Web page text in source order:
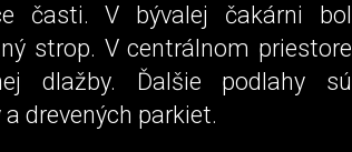
časti. V bývalej čakárni bol
strop. V centrálnom priestore
dlažby. Ďalšie podlahy sú
drevených parkiet.